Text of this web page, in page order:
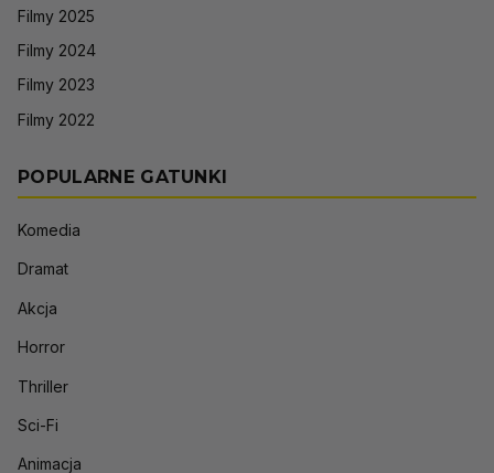
Filmy 2025
Filmy 2024
Filmy 2023
Filmy 2022
POPULARNE GATUNKI
Komedia
Dramat
Akcja
Horror
Thriller
Sci-Fi
Animacja